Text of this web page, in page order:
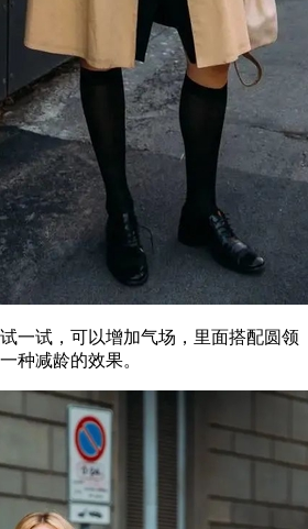
试，可以增加气场，里面搭配圆领
种减龄的效果。